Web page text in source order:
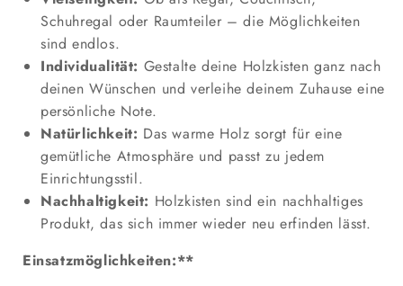
Schuhregal oder Raumteiler – die Möglichkeiten
sind endlos.
Individualität: Gestalte deine Holzkisten ganz nach
deinen Wünschen und verleihe deinem Zuhause eine
persönliche Note.
Natürlichkeit: Das warme Holz sorgt für eine
gemütliche Atmosphäre und passt zu jedem
Einrichtungsstil.
Nachhaltigkeit: Holzkisten sind ein nachhaltiges
Produkt, das sich immer wieder neu erfinden lässt.
Einsatzmöglichkeiten:**